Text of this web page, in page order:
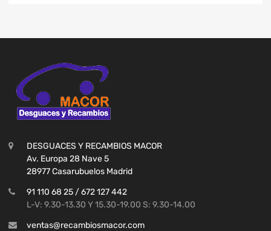
DESGUACES Y RECAMBIOS MACOR
Av. Europa 28 Nave 5
28977 Casarubuelos Madrid
91 110 68 25 / 672 127 442
L-V: 9.30-13.30 Y 15.30-19.00 S: 9.30-14.00
ventas@recambiosmacor.com